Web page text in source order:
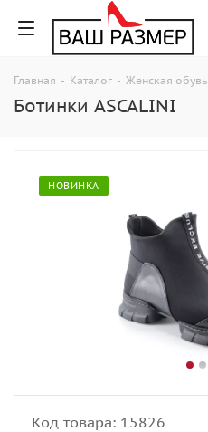
Главная - Каталог - Женская обувь
Ботинки ASCALINI
НОВИНКА
Код товара: 15826